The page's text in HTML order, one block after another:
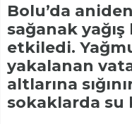
Bolu’da
sağanak
etkiledi.
yakalanan
altlarına
sokaklarda